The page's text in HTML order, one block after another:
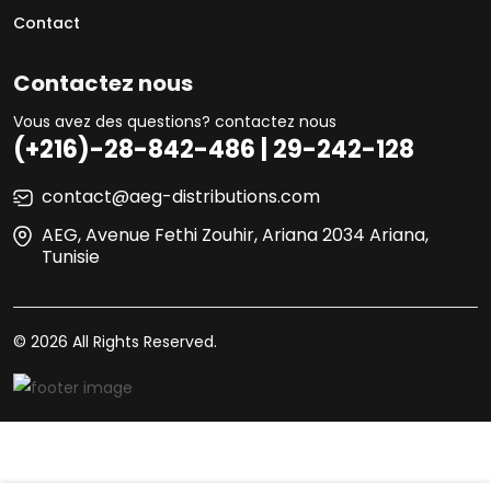
Contact
Contactez nous
Vous avez des questions? contactez nous
(+216)-28-842-486 | 29-242-128
contact@aeg-distributions.com
AEG, Avenue Fethi Zouhir, Ariana 2034 Ariana,
Tunisie
© 2026 All Rights Reserved.